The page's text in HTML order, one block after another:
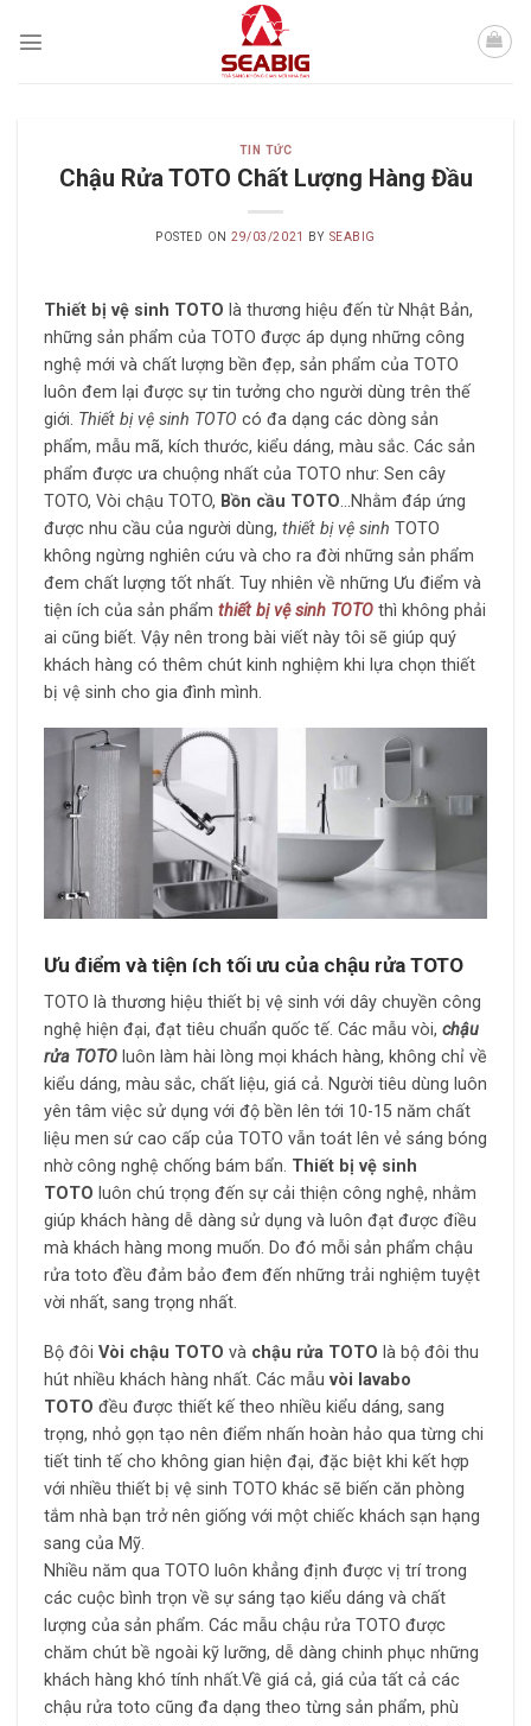
TIN TỨC
Chậu Rửa TOTO Chất Lượng Hàng Đầu
POSTED ON29/03/2021 BY SEABIG
Thiết bị vệ sinh TOTO là thương hiệu đến từ Nhật Bản,
những sản phẩm của TOTO được áp dụng những công
nghệ mới và chất lượng bền đẹp, sản phẩm của TOTO
luôn đem lại được sự tin tưởng cho người dùng trên thế
giới. Thiết bị vệ sinh TOTO có đa dạng các dòng sản
phẩm, mẫu mã, kích thước, kiểu dáng, màu sắc. Các sản
phẩm được ưa chuộng nhất của TOTO như: Sen cây
TOTO, Vòi chậu TOTO, Bồn cầu TOTO…Nhằm đáp ứng
được nhu cầu của người dùng, thiết bị vệ sinh TOTO
không ngừng nghiên cứu và cho ra đời những sản phẩm
đem chất lượng tốt nhất. Tuy nhiên về những Ưu điểm và
tiện ích của sản phẩm thiết bị vệ sinh TOTOthì không phải
ai cũng biết. Vậy nên trong bài viết này tôi sẽ giúp quý
khách hàng có thêm chút kinh nghiệm khi lựa chọn thiết
bị vệ sinh cho gia đình mình.
Ưu điểm và tiện ích tối ưu của chậu rửa TOTO
TOTO là thương hiệu thiết bị vệ sinh với dây chuyền công
nghệ hiện đại, đạt tiêu chuẩn quốc tế. Các mẫu vòi, chậu
rửa TOTOluôn làm hài lòng mọi khách hàng, không chỉ về
kiểu dáng, màu sắc, chất liệu, giá cả. Người tiêu dùng luôn
yên tâm việc sử dụng với độ bền lên tới 10-15 năm chất
liệu men sứ cao cấp của TOTO vẫn toát lên vẻ sáng bóng
nhờ công nghệ chống bám bẩn. Thiết bị vệ sinh
TOTO luôn chú trọng đến sự cải thiện công nghệ, nhằm
giúp khách hàng dễ dàng sử dụng và luôn đạt được điều
mà khách hàng mong muốn. Do đó mỗi sản phẩm chậu
rửa toto đều đảm bảo đem đến những trải nghiệm tuyệt
vời nhất, sang trọng nhất.
Bộ đôi Vòi chậu TOTO và chậu rửa TOTO là bộ đôi thu
hút nhiều khách hàng nhất. Các mẫu vòi lavabo
TOTO đều được thiết kế theo nhiều kiểu dáng, sang
trọng, nhỏ gọn tạo nên điểm nhấn hoàn hảo qua từng chi
tiết tinh tế cho không gian hiện đại, đặc biệt khi kết hợp
với nhiều thiết bị vệ sinh TOTO khác sẽ biến căn phòng
tắm nhà bạn trở nên giống với một chiếc khách sạn hạng
sang của Mỹ.
Nhiều năm qua TOTO luôn khẳng định được vị trí trong
các cuộc bình trọn về sự sáng tạo kiểu dáng và chất
lượng của sản phẩm. Các mẫu chậu rửa TOTO được
chăm chút bề ngoài kỹ lưỡng, dễ dàng chinh phục những
khách hàng khó tính nhất.Về giá cả, giá của tất cả các
chậu rửa toto cũng đa dạng theo từng sản phẩm, phù